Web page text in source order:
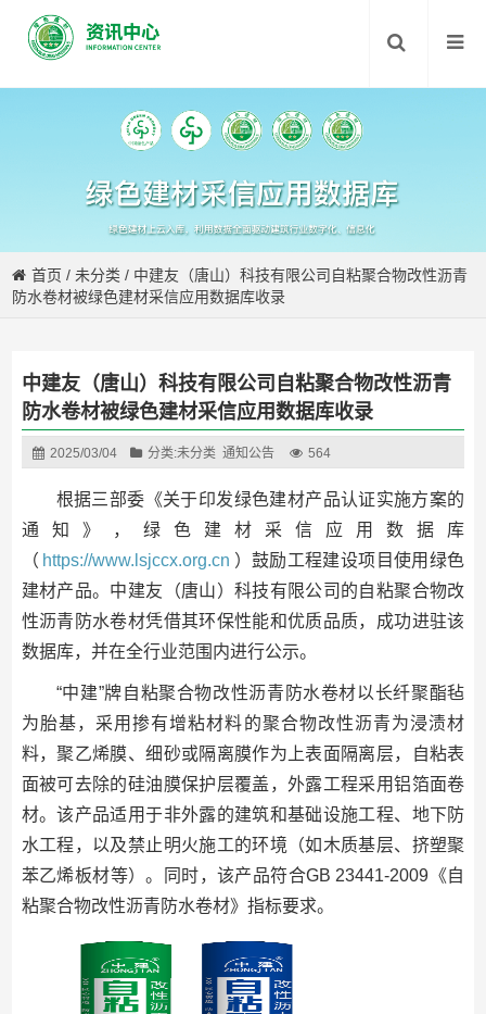
首页 /未分类 / 中建友（唐山）科技有限公司自粘聚合物改性沥青
防水卷材被绿色建材采信应用数据库收录
中建友（唐山）科技有限公司自粘聚合物改性沥青
防水卷材被绿色建材采信应用数据库收录
2025/03/04 分类:未分类 通知公告 564
根据三部委《关于印发绿色建材产品认证实施方案的
通知》，绿色建材采信应用数据库
（ https://www.lsjccx.org.cn ）鼓励工程建设项目使用绿色
建材产品。中建友（唐山）科技有限公司的自粘聚合物改
性沥青防水卷材凭借其环保性能和优质品质，成功进驻该
数据库，并在全行业范围内进行公示。
“中建”牌自粘聚合物改性沥青防水卷材以长纤聚酯毡
为胎基，采用掺有增粘材料的聚合物改性沥青为浸渍材
料，聚乙烯膜、细砂或隔离膜作为上表面隔离层，自粘表
面被可去除的硅油膜保护层覆盖，外露工程采用铝箔面卷
材。该产品适用于非外露的建筑和基础设施工程、地下防
水工程，以及禁止明火施工的环境（如木质基层、挤塑聚
苯乙烯板材等）。同时，该产品符合GB 23441-2009《自
粘聚合物改性沥青防水卷材》指标要求。